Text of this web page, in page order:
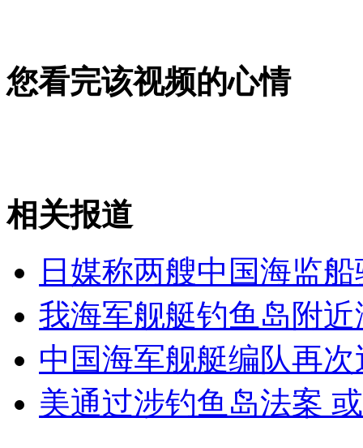
群蛇现广州大学城 人为放生致灾难
山西运城恶犬咬伤多人 警民合力深夜将其击毙
女孩北京地铁殴打老人 痛下狠手拳打脚踢
无痛分娩是否安全 医生回应
您看完该视频的心情
相关报道
日媒称两艘中国海监
我海军舰艇钓鱼岛附
中国海军舰艇编队再
美通过涉钓鱼岛法案